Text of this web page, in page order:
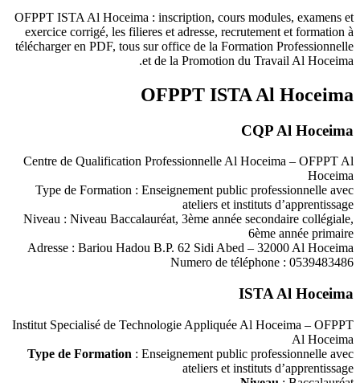
OFPPT ISTA Al Hoceima : inscription, cours modules, examens et
exercice corrigé, les filieres et adresse, recrutement et formation à
télécharger en PDF, tous sur office de la Formation Professionnelle
et de la Promotion du Travail Al Hoceima.
OFPPT ISTA Al Hoceima
CQP Al Hoceima
Centre de Qualification Professionnelle Al Hoceima – OFPPT Al
Hoceima
Type de Formation : Enseignement public professionnelle avec
ateliers et instituts d’apprentissage
Niveau : Niveau Baccalauréat, 3ème année secondaire collégiale,
6ème année primaire
Adresse : Bariou Hadou B.P. 62 Sidi Abed – 32000 Al Hoceima
Numero de téléphone : 0539483486
ISTA Al Hoceima
Institut Specialisé de Technologie Appliquée Al Hoceima – OFPPT
Al Hoceima
Type de Formation : Enseignement public professionnelle avec
ateliers et instituts d’apprentissage